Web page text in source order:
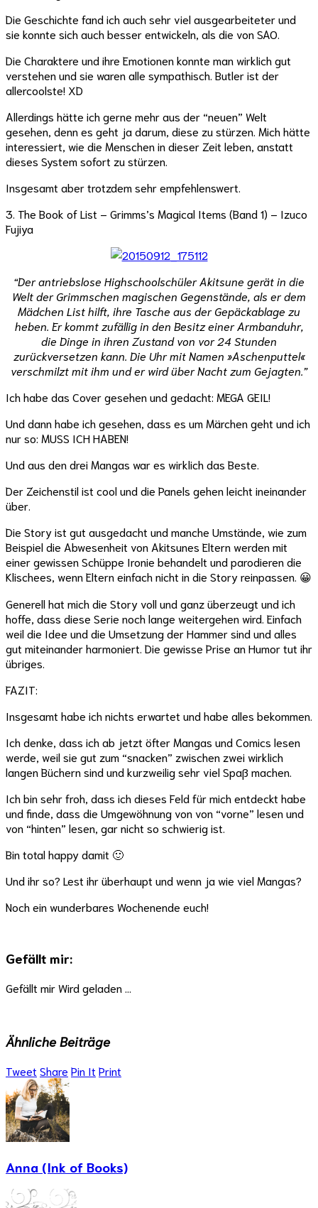
Die Geschichte fand ich auch sehr viel ausgearbeiteter und
sie konnte sich auch besser entwickeln, als die von SAO.
Die Charaktere und ihre Emotionen konnte man wirklich gut
verstehen und sie waren alle sympathisch. Butler ist der
allercoolste! XD
Allerdings hätte ich gerne mehr aus der “neuen” Welt
gesehen, denn es geht ja darum, diese zu stürzen. Mich hätte
interessiert, wie die Menschen in dieser Zeit leben, anstatt
dieses System sofort zu stürzen.
Insgesamt aber trotzdem sehr empfehlenswert.
3. The Book of List – Grimms’s Magical Items (Band 1) – Izuco
Fujiya
“Der antriebslose Highschoolschüler Akitsune gerät in die
Welt der Grimmschen magischen Gegenstände, als er dem
Mädchen List hilft, ihre Tasche aus der Gepäckablage zu
heben. Er kommt zufällig in den Besitz einer Armbanduhr,
die Dinge in ihren Zustand von vor 24 Stunden
zurückversetzen kann. Die Uhr mit Namen »Aschenputtel«
verschmilzt mit ihm und er wird über Nacht zum Gejagten.”
Ich habe das Cover gesehen und gedacht: MEGA GEIL!
Und dann habe ich gesehen, dass es um Märchen geht und ich
nur so: MUSS ICH HABEN!
Und aus den drei Mangas war es wirklich das Beste.
Der Zeichenstil ist cool und die Panels gehen leicht ineinander
über.
Die Story ist gut ausgedacht und manche Umstände, wie zum
Beispiel die Abwesenheit von Akitsunes Eltern werden mit
einer gewissen Schüppe Ironie behandelt und parodieren die
Klischees, wenn Eltern einfach nicht in die Story reinpassen. 😀
Generell hat mich die Story voll und ganz überzeugt und ich
hoffe, dass diese Serie noch lange weitergehen wird. Einfach
weil die Idee und die Umsetzung der Hammer sind und alles
gut miteinander harmoniert. Die gewisse Prise an Humor tut ihr
übriges.
FAZIT:
Insgesamt habe ich nichts erwartet und habe alles bekommen.
Ich denke, dass ich ab jetzt öfter Mangas und Comics lesen
werde, weil sie gut zum “snacken” zwischen zwei wirklich
langen Büchern sind und kurzweilig sehr viel Spaß machen.
Ich bin sehr froh, dass ich dieses Feld für mich entdeckt habe
und finde, dass die Umgewöhnung von von “vorne” lesen und
von “hinten” lesen, gar nicht so schwierig ist.
Bin total happy damit 🙂
Und ihr so? Lest ihr überhaupt und wenn ja wie viel Mangas?
Noch ein wunderbares Wochenende euch!
Gefällt mir:
Gefällt mirWird geladen …
Ähnliche Beiträge
Tweet Share Pin It Print
Anna (Ink of Books)